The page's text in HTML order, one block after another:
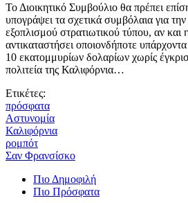
Το Διοικητικό Συμβούλιο θα πρέπει
υπογράψει τα σχετικά συμβόλαια για
εξοπλισμού στρατιωτικού τύπου, αν και
αντικαταστήσει οποιονδήποτε
10 εκατομμυρίων δολαρίων χωρίς
πολιτεία της Καλιφόρνια…
Ετικέτες:
πρόσφατα
Αστυνομία
Καλιφόρνια
ρομπότ
Σαν Φρανσίσκο
Πιο Δημοφιλή
Πιο Πρόσφατα